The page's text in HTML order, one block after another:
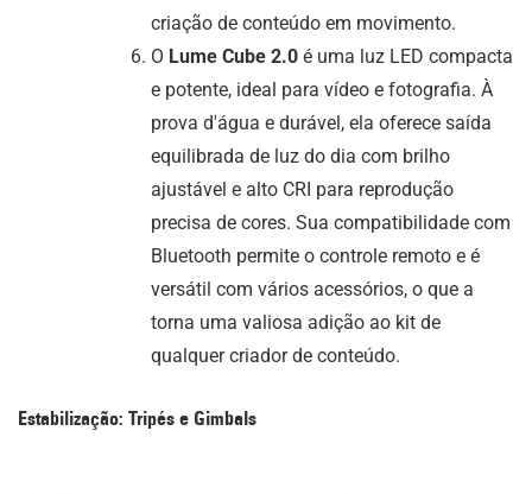
criação de conteúdo em movimento.
O Lume Cube 2.0 é uma luz LED compacta
e potente, ideal para vídeo e fotografia. À
prova d'água e durável, ela oferece saída
equilibrada de luz do dia com brilho
ajustável e alto CRI para reprodução
precisa de cores. Sua compatibilidade com
Bluetooth permite o controle remoto e é
versátil com vários acessórios, o que a
torna uma valiosa adição ao kit de
qualquer criador de conteúdo.
Estabilização: Tripés e Gimbals